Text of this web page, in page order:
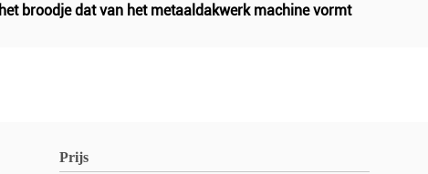
het broodje dat van het metaaldakwerk machine vormt
Prijs